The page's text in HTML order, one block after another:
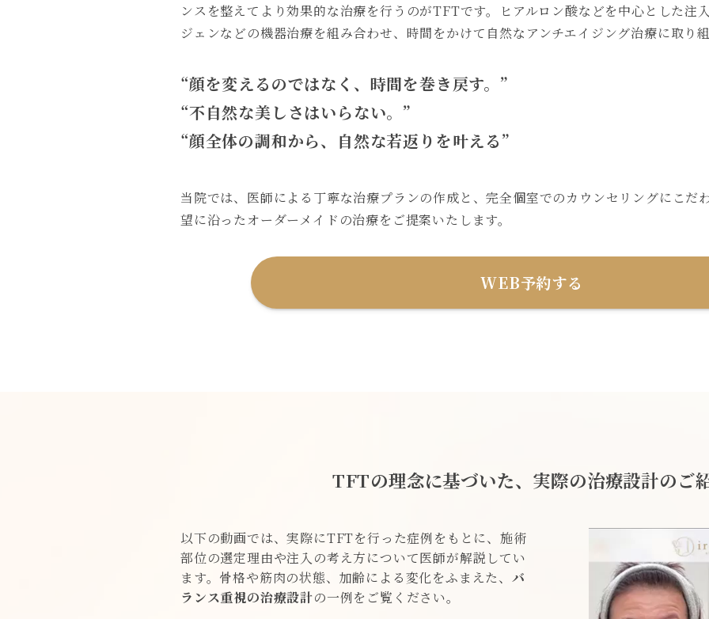
ンスを整えてより効果的な治療を行うのがTFTです。ヒアルロン酸などを中心とした
ジェンなどの機器治療を組み合わせ、時間をかけて自然なアンチエイジング治療に取り
“顔を変えるのではなく、 時間を巻き戻す。”
“不自然な美しさはいらない。”
“顔全体の調和から、
自然な若返りを叶える”
当院では、医師による丁寧な治療プランの作成と、完全個室でのカウンセリングにこだ
望に沿ったオーダーメイドの治療をご提案いたします。
WEB予約する
TFTの理念に基づいた、 実際の治療設計のご
以下の動画では、実際にTFTを行った症例をもとに、施術
部位の選定理由や注入の考え方について医師が解説してい
ます。骨格や筋肉の状態、加齢による変化をふまえた、 バ
ランス重視の治療設計の一例をご覧ください。